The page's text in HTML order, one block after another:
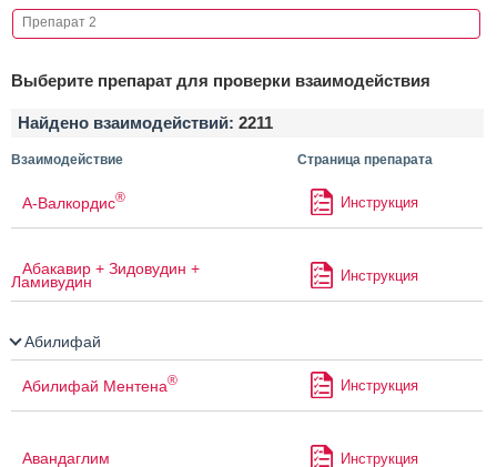
Выберите препарат для проверки взаимодействия
Найдено взаимодействий: 2211
Взаимодействие Страница препарата
А-Валкордис® Инструкция
Абакавир + Зидовудин +
Ламивудин Инструкция
Абилифай
Абилифай Ментена® Инструкция
Авандаглим Инструкция